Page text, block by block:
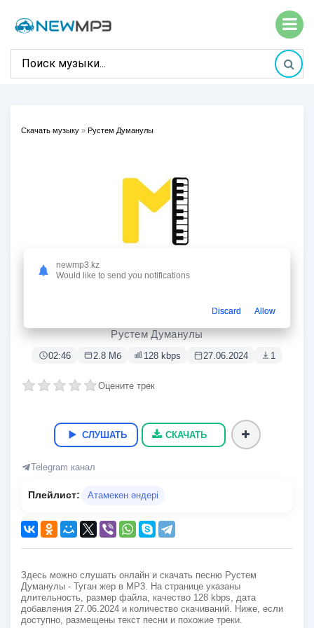
Скачать музыку » Рустем Думанулы
Рустем Думанулы
02:46 2.8 Мб 128 kbps 27.06.2024 1
Оцените трек
СЛУШАТЬ СКАЧАТЬ
Telegram канал
Плейлист: Атамекен әндері
Здесь можно слушать онлайн и скачать песню Рустем
Думанулы - Туган жер в MP3. На странице указаны
длительность, размер файла, качество 128 kbps, дата
добавления 27.06.2024 и количество скачиваний. Ниже, если
доступно, размещены текст песни и похожие треки.
newmp3.kz
Would like to send you notifications
Discard Allow